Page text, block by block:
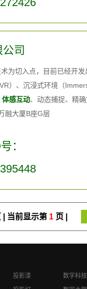
司
为切入点，目前已经开
）、沉浸式环境（
体感互动、动态捕捉、精
、花样繁多的人机互动体
融大厦B座G层
| 当前显示第 1 页 |
投影漆
数字科